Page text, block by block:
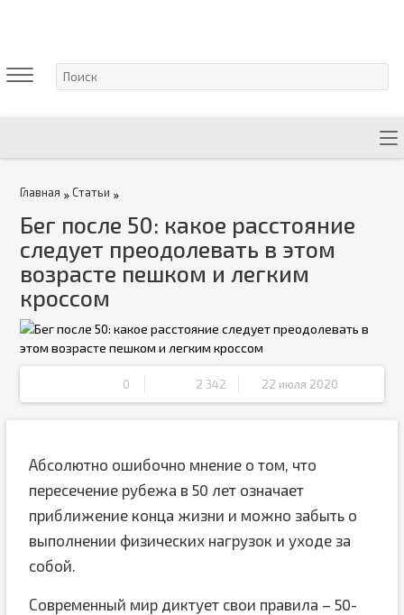
Главная »Статьи »
Бег после 50: какое расстояние
следует преодолевать в этом
возрасте пешком и легким
кроссом
0 2 342 22 июля 2020
Абсолютно ошибочно мнение о том, что
пересечение рубежа в 50 лет означает
приближение конца жизни и можно забыть о
выполнении физических нагрузок и уходе за
собой.
Современный мир диктует свои правила – 50-